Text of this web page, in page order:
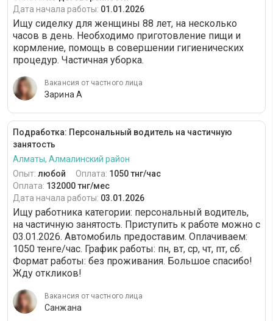
Дата начала работы: 01.01.2026
Ищу сиделку для женщины 88 лет, на несколько
часов в день. Необходимо приготовление пищи и
кормление, помощь в совершении гигиенических
процедур. Частичная уборка.
Вакансия от частного лица
Зарина А
Подработка: Персональный водитель на частичную
занятость
Алматы, Алмалинский район
Опыт: любой Оплата: 1050 тнг/час
Оплата: 132000 тнг/мес
Дата начала работы: 03.01.2026
Ищу работника категории: персональный водитель,
на частичную занятость. Приступить к работе можно c
03.01.2026. Автомобиль предоставим. Оплачиваем:
1050 тенге/час. График работы: пн, вт, ср, чт, пт, сб.
Формат работы: без проживания. Большое спасибо!
Жду откликов!
Вакансия от частного лица
Санжана